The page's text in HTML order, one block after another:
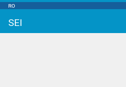
RO
SEI